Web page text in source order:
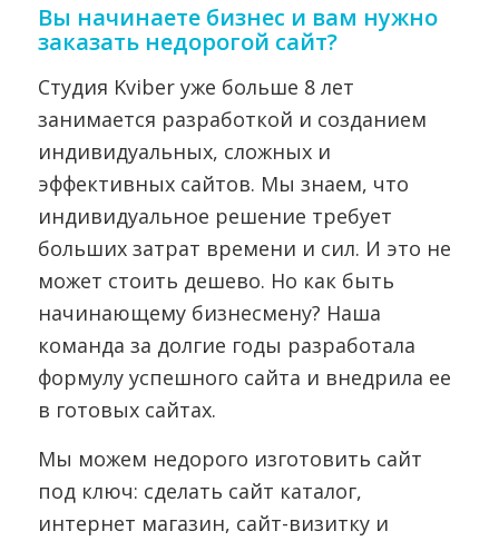
Вы начинаете бизнес и вам нужно
заказать недорогой сайт?
Студия Kviber уже больше 8 лет
занимается разработкой и созданием
индивидуальных, сложных и
эффективных сайтов. Мы знаем, что
индивидуальное решение требует
больших затрат времени и сил. И это не
может стоить дешево. Но как быть
начинающему бизнесмену? Наша
команда за долгие годы разработала
формулу успешного сайта и внедрила ее
в готовых сайтах.
Мы можем недорого изготовить сайт
под ключ: сделать сайт каталог,
интернет магазин, сайт-визитку и